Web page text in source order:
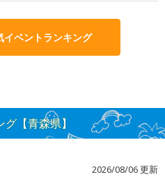
イベントランキング
【青森県】
2026/08/06 更新